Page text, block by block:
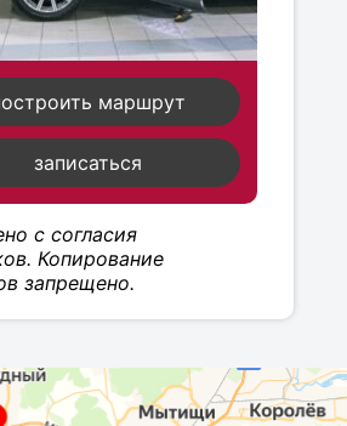
маршрут
записаться
с согласия
Копирование
запрещено.